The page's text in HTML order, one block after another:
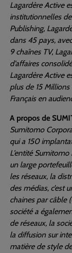
Lagardère Active
institutionnelles
Publishing,
dans 45 pays,
9 chaînes TV,
d’affaires
Lagardère Active
plus de 15
Français en
A propos de
Sumitomo
qui a 150
L’entité
un large
les réseaux, la
des médias, c’est
chaines par câble
société a
de réseaux, la
la diffusion sur
matière de style